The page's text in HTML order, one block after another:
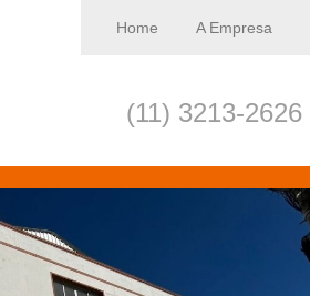
Home A Empresa
(11) 3213-2626